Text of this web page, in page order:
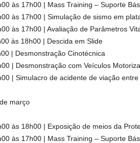
às 17h00 | Mass Training – Suporte
às 17h00 | Simulação de sismo em
às 17h00 | Avaliação de Parâmetros
às 18h00 | Descida em Slide
| Desmonstração Cinotécnica
| Desmonstração com Veículos
| Simulacro de acidente de viação
março
às 18h00 | Exposição de meios da
às 17h00 | Mass Training – Suporte